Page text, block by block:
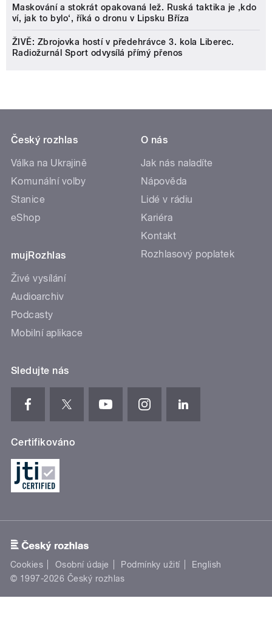
Maskování a stokrát opakovaná lež. Ruská taktika je ‚kdo
ví, jak to bylo‘, říká o dronu v Lipsku Bříza
ŽIVĚ: Zbrojovka hostí v předehrávce 3. kola Liberec.
Radiožurnál Sport odvysílá přímý přenos
Český rozhlas
Válka na Ukrajině
Komunální volby
Stanice
eShop
mujRozhlas
Živé vysílání
Audioarchiv
Podcasty
Mobilní aplikace
O nás
Jak nás naladíte
Nápověda
Lidé v rádiu
Kariéra
Kontakt
Rozhlasový poplatek
Sledujte nás
Certifikováno
Cookies Osobní údaje Podmínky užití
English
© 1997-2026 Český rozhlas